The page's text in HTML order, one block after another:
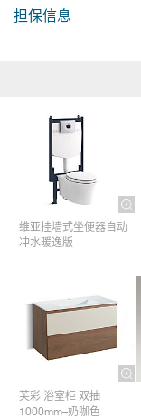
担保信息
维亚挂墙式坐便器自动
冲水暖逸版
芙彩 浴室柜 双抽
1000mm–奶咖色